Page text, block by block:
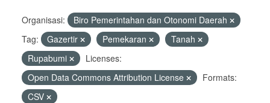
Organisasi:
Biro Pemerintahan dan Otonomi Daerah
Tag:
Gazertir Pemekaran
Tanah
Rupabumi
Licenses:
Open Data Commons Attribution License
Formats:
CSV